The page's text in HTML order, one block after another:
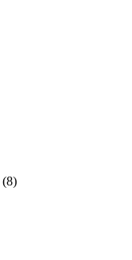
(8)